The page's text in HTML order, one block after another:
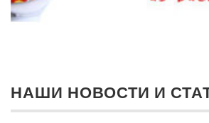
НАШИ НОВОСТИ И